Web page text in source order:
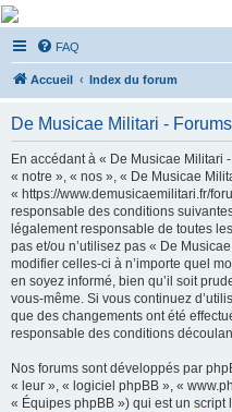
De Musicae Militari -
Forums
Forums de discussions
FAQ
Accueil Index du forum
De Musicae Militari -
En accédant à « De Musicae Militari
« notre », « nos », « De Musicae
« https://www.demusicaemilitari.fr/
responsable des conditions
légalement responsable de toutes
pas et/ou n’utilisez pas « De
modifier celles-ci à n’importe quel
en soyez informé, bien qu’il soit
vous-même. Si vous continuez
que des changements ont été
responsable des conditions
Nos forums sont développés par
« leur », « logiciel phpBB », «
« Équipes phpBB ») qui est un